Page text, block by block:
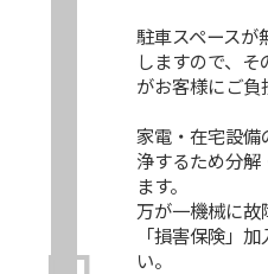
駐車スペースが
しますので、
がお客様にご負
家電・在宅設
浄するため分解
ます。
万が一機械に故
「損害保険」
い。